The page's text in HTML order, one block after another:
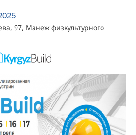
97, Манеж физкультурного